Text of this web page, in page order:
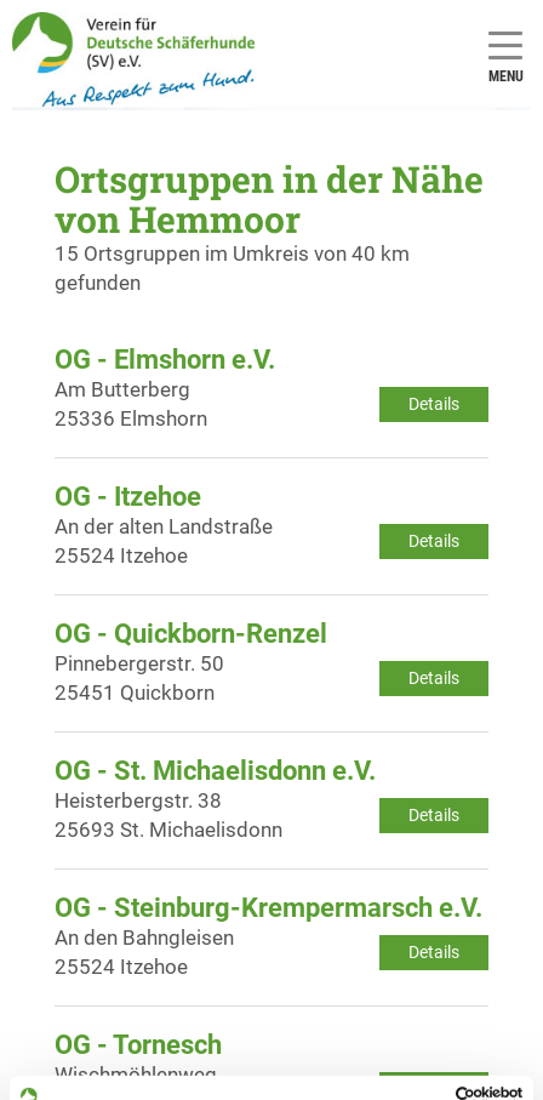
MENU
Ortsgruppen in der Nähe
von Hemmoor
15 Ortsgruppen im Umkreis von 40 km
gefunden
OG - Elmshorn e.V.
Details
Am Butterberg
25336 Elmshorn
OG - Itzehoe
Details
An der alten Landstraße
25524 Itzehoe
OG - Quickborn-Renzel
Details
Pinnebergerstr. 50
25451 Quickborn
OG - St. Michaelisdonn e.V.
Details
Heisterbergstr. 38
25693 St. Michaelisdonn
OG - Steinburg-Krempermarsch e.V.
Details
An den Bahngleisen
25524 Itzehoe
OG - Tornesch
Details
Wischmöhlenweg